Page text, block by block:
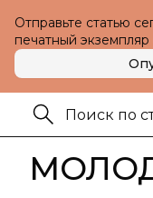
Отправьте статью
печатный